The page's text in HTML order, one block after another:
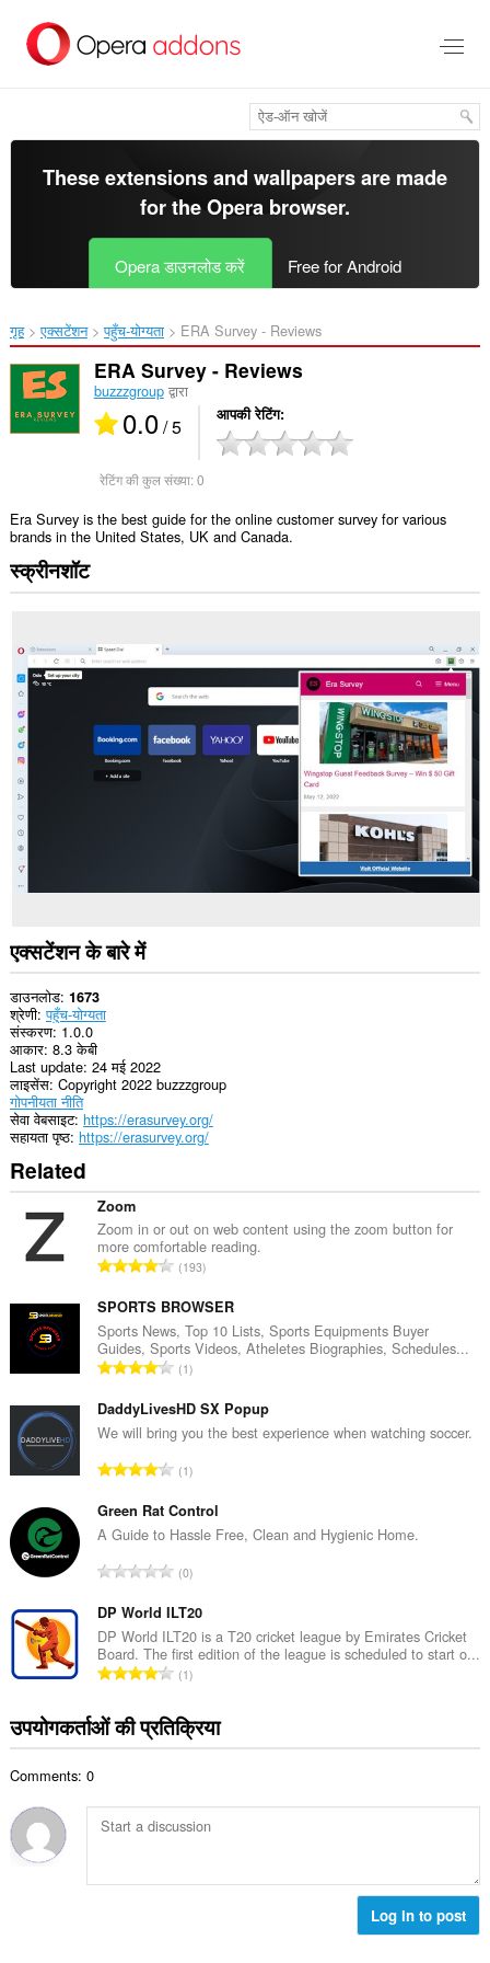
सामग्री
These extensions and wallpapers are made
for theOpera browser.
Opera डाउनलोड करें Free for Android
गृह एक्सटेंशन पहुँच-योग्यता ERA Survey - Reviews‎
ERA Survey - Reviews
buzzzgroupद्वारा
0.0/ 5 आपकी रेटिंग
रेटिंग की कुल संख्या:0
Era Survey is the best guide for the online customer survey for various
brands in the United States, UK and Canada.
स्क्रीनशॉट
एक्सटेंशन के बारे में
डाउनलोड 1673
श्रेणी पहुँच-योग्यता
संस्करण 1.0.0
आकार 8.3 केबी
Last update 24 मई 2022
लाइसेंस Copyright 2022 buzzzgroup
गोपनीयता नीति
सेवा वेबसाइट https://erasurvey.org/
सहायता पृष्ठ https://erasurvey.org/
Related
Zoom
Zoom in or out on web content using the zoom button for
more comfortable reading.
रे
ग
की
कु
ल
ख्या
:
193
SPORTS BROWSER
Sports News, Top 10 Lists, Sports Equipments Buyer
Guides, Sports Videos, Atheletes Biographies, Schedules...
रे
ग
की
ल
ख्या
:
1
DaddyLivesHD SX Popup
We will bring you the best experience when watching soccer.
रे
ग
की
ल
ख्या
:
1
Green Rat Control
A Guide to Hassle Free, Clean and Hygienic Home.
रे
ग
की
कु
ल
ख्या
:
0
DP World ILT20
DP World ILT20 is a T20 cricket league by Emirates Cricket
Board. The first edition of the league is scheduled to start o...
रे
ग
की
सं
ख्या
1
उपयोगकर्ताओं की प्रतिक्रिया
Comments: 0
Log in to post